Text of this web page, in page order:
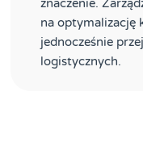
znaczenie.
na optymalizację
jednocześnie
logistycznych.